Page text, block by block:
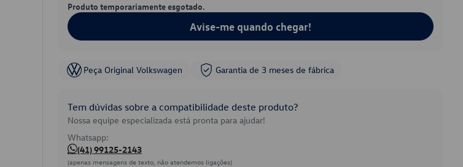
Produto temporariamente esgotado.
Avise-me quando chegar!
Peça Original Volkswagen Garantia de 3 meses de fábrica
Tem dúvidas sobre a compatibilidade deste produto?
Nossa equipe especializada está pronta para ajudar!
Whatsapp:
(41) 99125-2143
(apenas mensagens de texto, não atendemos ligações)